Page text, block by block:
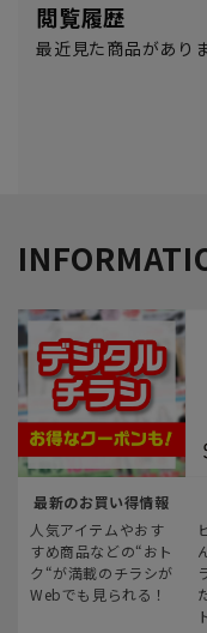
閲覧履歴
最近見た商品があり
最新のお買い得情報
人気アイテムやおす
すめ商品などの“おト
ク“が満載のチラシが
Webでも見られる！